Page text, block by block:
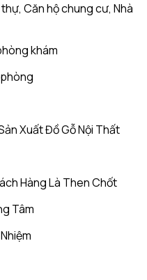
Căn hộ chung cư, Nhà
khám
Xuất Đồ Gỗ Nội Thất
Hàng Là Then Chốt
Tâm